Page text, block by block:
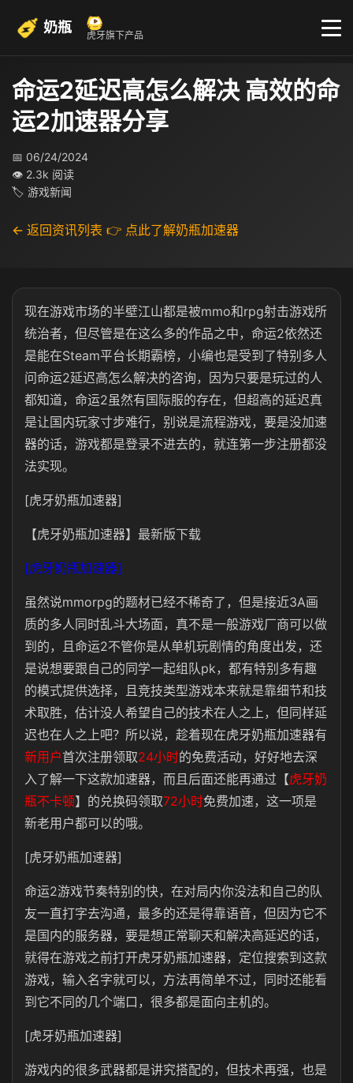
奶瓶 虎牙旗下产品
命运2延迟高怎么解决 高效的命
运2加速器分享
📅 06/24/2024
👁 2.3k 阅读
🏷 游戏新闻
← 返回资讯列表 👉 点此了解奶瓶加速器
现在游戏市场的半壁江山都是被mmo和rpg射击游戏所
统治者，但尽管是在这么多的作品之中，命运2依然还
是能在Steam平台长期霸榜，小编也是受到了特别多人
问命运2延迟高怎么解决的咨询，因为只要是玩过的人
都知道，命运2虽然有国际服的存在，但超高的延迟真
是让国内玩家寸步难行，别说是流程游戏，要是没加速
器的话，游戏都是登录不进去的，就连第一步注册都没
法实现。
[虎牙奶瓶加速器]
【虎牙奶瓶加速器】最新版下载
[虎牙奶瓶加速器]
虽然说mmorpg的题材已经不稀奇了，但是接近3A画
质的多人同时乱斗大场面，真不是一般游戏厂商可以做
到的，且命运2不管你是从单机玩剧情的角度出发，还
是说想要跟自己的同学一起组队pk，都有特别多有趣
的模式提供选择，且竞技类型游戏本来就是靠细节和技
术取胜，估计没人希望自己的技术在人之上，但同样延
迟也在人之上吧？所以说，趁着现在虎牙奶瓶加速器有
新用户首次注册领取24小时的免费活动，好好地去深
入了解一下这款加速器，而且后面还能再通过【虎牙奶
瓶不卡顿】的兑换码领取72小时免费加速，这一项是
新老用户都可以的哦。
[虎牙奶瓶加速器]
命运2游戏节奏特别的快，在对局内你没法和自己的队
友一直打字去沟通，最多的还是得靠语音，但因为它不
是国内的服务器，要是想正常聊天和解决高延迟的话，
就得在游戏之前打开虎牙奶瓶加速器，定位搜索到这款
游戏，输入名字就可以，方法再简单不过，同时还能看
到它不同的几个端口，很多都是面向主机的。
[虎牙奶瓶加速器]
游戏内的很多武器都是讲究搭配的，但技术再强，也是